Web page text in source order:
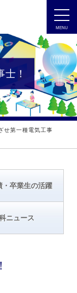
MENU
！
せ第一種電気工事
・卒業生の活躍
ニュース